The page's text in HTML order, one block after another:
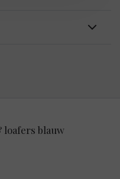
loafers blauw